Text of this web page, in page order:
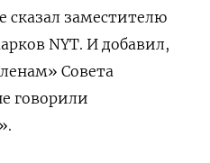
сказал заместителю
NYT. И добавил,
Совета
говорили